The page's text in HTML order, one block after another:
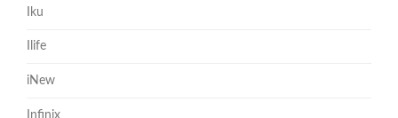
Iku
Ilife
iNew
Infinix